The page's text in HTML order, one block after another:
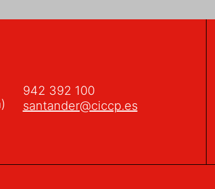
942 392 100
santander@ciccp.es